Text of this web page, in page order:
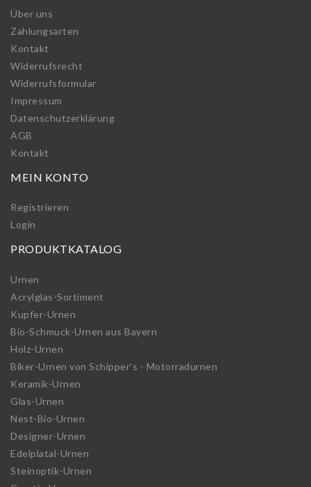
Über uns
Zahlungsarten
Kontakt
Widerrufs­recht
Widerrufs­formular
Impressum
Daten­schutz­erklärung
AGB
Kontakt
MEIN KONTO
Registrieren
Login
PRODUKTKATALOG
Urnen
Acrylglas-Sortiment
Kupfer-Urnen
Bio-Schmuck-Urnen aus Bayern
Holz-Urnen
Biker-Urnen von Schipper's - Motorradurnen
Keramik-Urnen
Glas-Urnen
Nest-Bio-Urnen
Designer-Urnen
Edelplatal-Urnen
Steinoptik-Urnen